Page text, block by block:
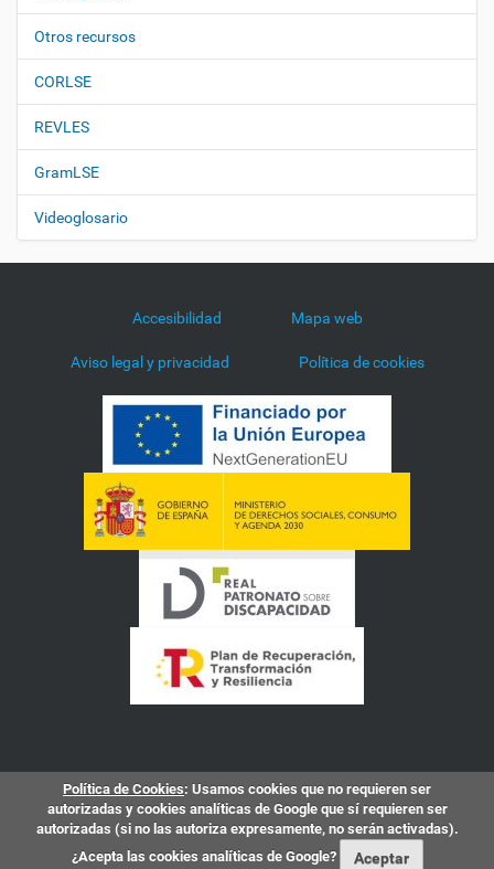
Otros recursos
CORLSE
REVLES
GramLSE
Videoglosario
Accesibilidad Mapa web
Aviso legal y privacidad Política de cookies
Política de Cookies: Usamos cookies que no requieren ser
autorizadas y cookies analíticas de Google que sí requieren ser
autorizadas (si no las autoriza expresamente, no serán activadas).
¿Acepta las cookies analíticas de Google?
Aceptar